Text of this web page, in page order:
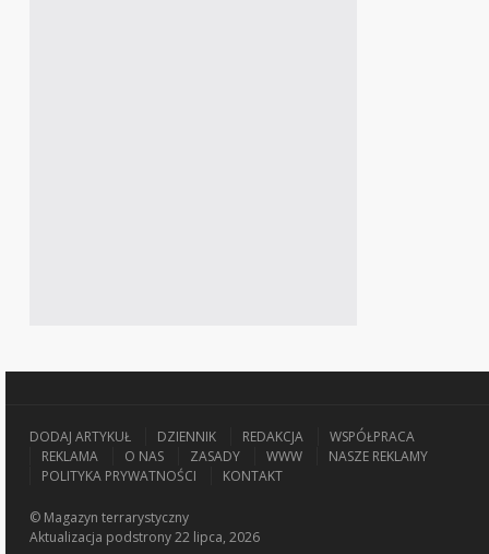
DODAJ ARTYKUŁ DZIENNIK REDAKCJA
WSPÓŁPRACA
REKLAMA
O NAS ZASADY WWW
NASZE REKLAMY
POLITYKA PRYWATNOŚCI
KONTAKT
© Magazyn terrarystyczny
Aktualizacja podstrony 22 lipca, 2026